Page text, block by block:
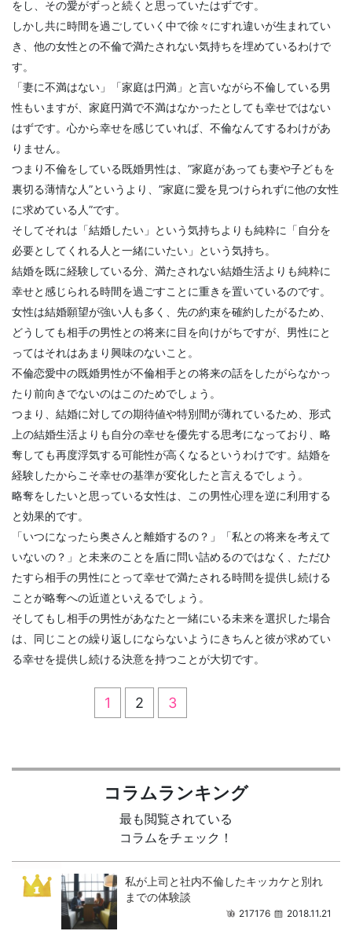
をし、その愛がずっと続くと思っていたはずです。
しかし共に時間を過ごしていく中で徐々にすれ違いが生まれてい
き、他の女性との不倫で満たされない気持ちを埋めているわけで
す。
「妻に不満はない」「家庭は円満」と言いながら不倫している男
性もいますが、家庭円満で不満はなかったとしても幸せではない
はずです。心から幸せを感じていれば、不倫なんてするわけがあ
りません。
つまり不倫をしている既婚男性は、”家庭があっても妻や子どもを
裏切る薄情な人”というより、”家庭に愛を見つけられずに他の女性
に求めている人”です。
そしてそれは「結婚したい」という気持ちよりも純粋に「自分を
必要としてくれる人と一緒にいたい」という気持ち。
結婚を既に経験している分、満たされない結婚生活よりも純粋に
幸せと感じられる時間を過ごすことに重きを置いているのです。
女性は結婚願望が強い人も多く、先の約束を確約したがるため、
どうしても相手の男性との将来に目を向けがちですが、男性にと
ってはそれはあまり興味のないこと。
不倫恋愛中の既婚男性が不倫相手との将来の話をしたがらなかっ
たり前向きでないのはこのためでしょう。
つまり、結婚に対しての期待値や特別間が薄れているため、形式
上の結婚生活よりも自分の幸せを優先する思考になっており、略
奪しても再度浮気する可能性が高くなるというわけです。結婚を
経験したからこそ幸せの基準が変化したと言えるでしょう。
略奪をしたいと思っている女性は、この男性心理を逆に利用する
と効果的です。
「いつになったら奥さんと離婚するの？」「私との将来を考えて
いないの？」と未来のことを盾に問い詰めるのではなく、ただひ
たすら相手の男性にとって幸せで満たされる時間を提供し続ける
ことが略奪への近道といえるでしょう。
そしてもし相手の男性があなたと一緒にいる未来を選択した場合
は、同じことの繰り返しにならないようにきちんと彼が求めてい
る幸せを提供し続ける決意を持つことが大切です。
1 2 3
コラムランキング
最も閲覧されている
コラムをチェック！
私が上司と社内不倫したキッカケと別れ
までの体験談
217176 2018.11.21